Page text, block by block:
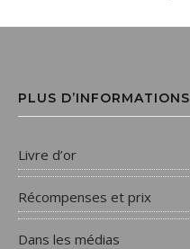
PLUS D’INFORMATIONS
Livre d’or
Récompenses et prix
Dans les médias